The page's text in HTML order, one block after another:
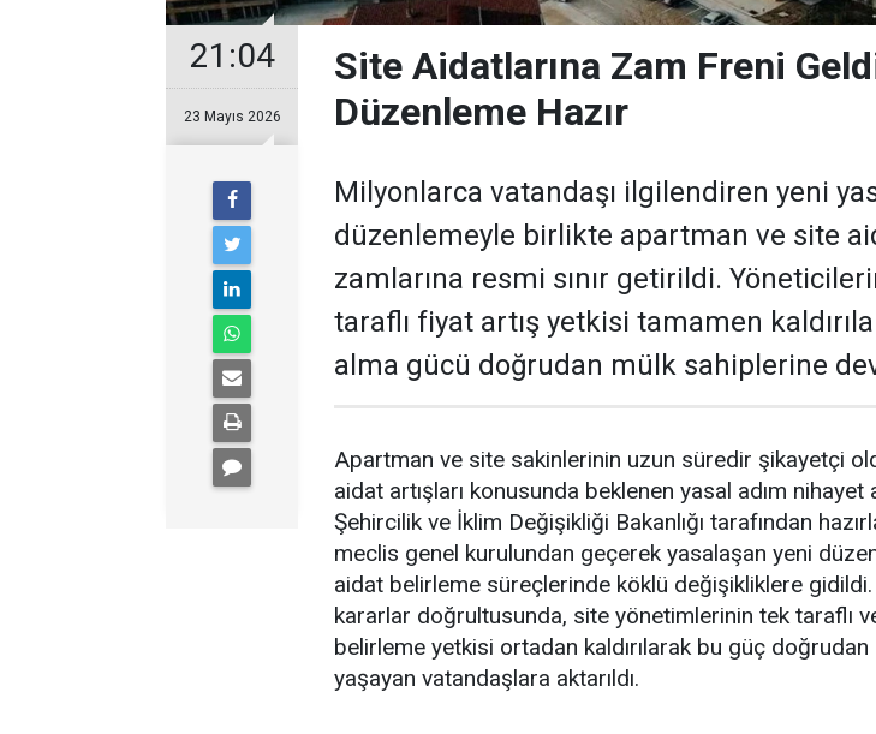
21:04
23 Mayıs 2026
Site Aidatlarına Zam Freni
Düzenleme Hazır
Milyonlarca vatandaşı ilgilendiren yeni
düzenlemeyle birlikte apartman ve site
zamlarına resmi sınır getirildi.
taraflı fiyat artış yetkisi tamamen
alma gücü doğrudan mülk sahiplerine
Apartman ve site sakinlerinin uzun süredir şikayetçi
aidat artışları konusunda beklenen yasal adım nihayet
Şehircilik ve İklim Değişikliği Bakanlığı tarafından
meclis genel kurulundan geçerek yasalaşan yeni
aidat belirleme süreçlerinde köklü değişikliklere gidildi.
kararlar doğrultusunda, site yönetimlerinin tek taraflı
belirleme yetkisi ortadan kaldırılarak bu güç doğrudan
yaşayan vatandaşlara aktarıldı.